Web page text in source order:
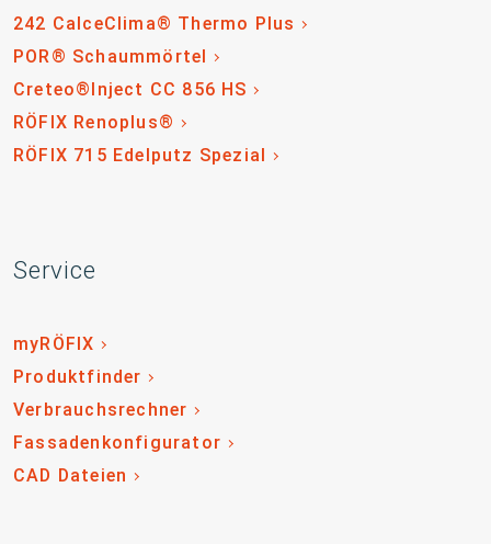
242 CalceClima® Thermo Plus
POR® Schaummörtel
Creteo®Inject CC 856 HS
RÖFIX Renoplus®
RÖFIX 715 Edelputz Spezial
Service
myRÖFIX
Produktfinder
Verbrauchsrechner
Fassadenkonfigurator
CAD Dateien